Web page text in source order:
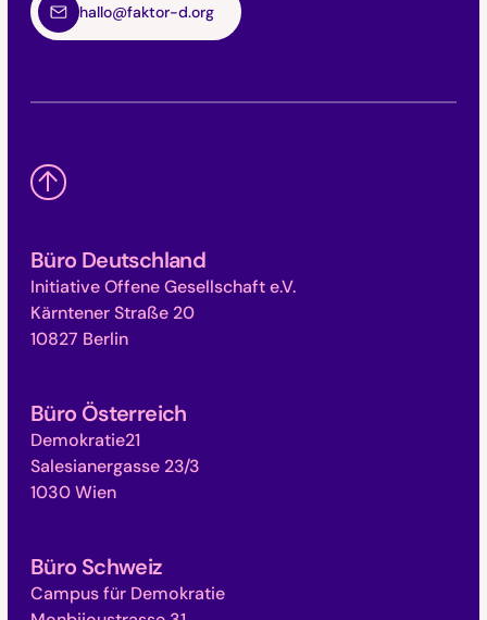
hallo@faktor-d.org
Büro Deutschland
Initiative Offene Gesellschaft e.V.
Kärntener Straße 20
10827 Berlin
Büro Österreich
Demokratie21
Salesianergasse 23/3
1030 Wien
Büro Schweiz
Campus für Demokratie